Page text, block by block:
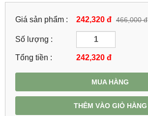
Giá sản phẩm : 242,320 đ 466,000 đ
Số lượng :
Tổng tiền : 242,320 đ
MUA HÀNG
THÊM VÀO GIỎ HÀNG